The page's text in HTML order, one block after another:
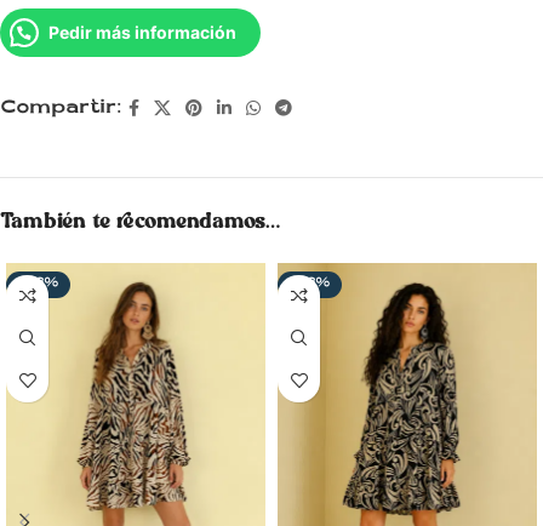
Pedir más información
Compartir:
También te recomendamos…
-28% -28%